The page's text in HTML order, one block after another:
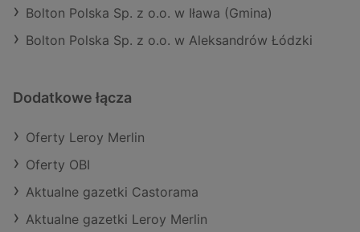
Bolton Polska Sp. z o.o. w Iława (Gmina)
Bolton Polska Sp. z o.o. w Aleksandrów Łódzki
Dodatkowe łącza
Oferty Leroy Merlin
Oferty OBI
Aktualne gazetki Castorama
Aktualne gazetki Leroy Merlin